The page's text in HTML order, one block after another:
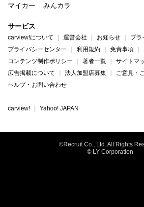
マイカー
みんカラ
サービス
carview!について 運営会社 お知らせ
プラ
プライバシーセンター
利用規約
免責事項
コンテンツ制作ポリシー
著者一覧
サイトマ
広告掲載について
法人加盟店募集
ご意見・
ヘルプ・お問い合わせ
carview! Yahoo! JAPAN
©Recruit Co., Ltd. All Rights
© LY Corporation